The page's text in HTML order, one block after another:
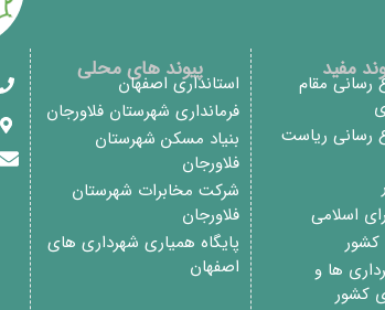
مفید
رسانی مقام
رسانی ریاست
اسلامی
کشور
ها و
کشور
پیوند های محلی
استانداری اصفهان
فرمانداری شهرستان فلاورجان
بنیاد مسکن شهرستان
فلاورجان
شرکت مخابرات شهرستان
فلاورجان
پایگاه همیاری شهرداری های
اصفهان